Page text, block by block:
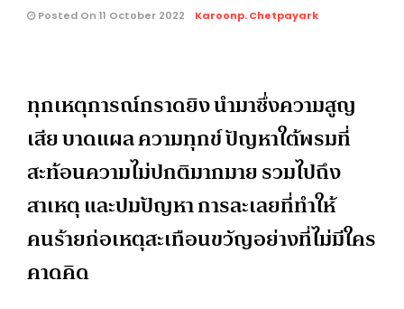
Posted On 11 October 2022 Karoonp. Chetpayark
ทุกเหตุการณ์กราดยิง นำมาซึ่งความสูญ
เสีย บาดแผล ความทุกข์ ปัญหาใต้พรมที่
สะท้อนความไม่ปกติมากมาย รวมไปถึง
สาเหตุ และปมปัญหา การละเลยที่ทำให้
คนร้ายก่อเหตุสะเทือนขวัญอย่างที่ไม่มีใคร
คาดคิด